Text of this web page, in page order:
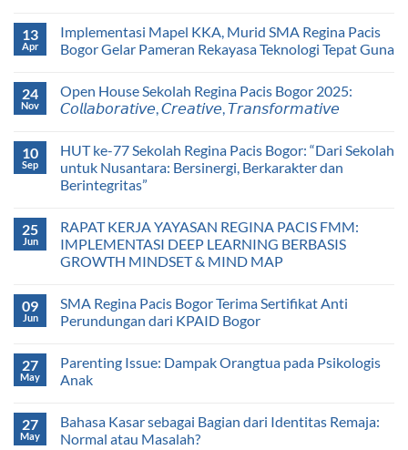
13
Apr
Implementasi Mapel KKA, Murid SMA Regina Pacis
Bogor Gelar Pameran Rekayasa Teknologi Tepat Guna
24
Nov
Open House Sekolah Regina Pacis Bogor 2025:
𝘊𝘰𝘭𝘭𝘢𝘣𝘰𝘳𝘢𝘵𝘪𝘷𝘦, 𝘊𝘳𝘦𝘢𝘵𝘪𝘷𝘦, 𝘛𝘳𝘢𝘯𝘴𝘧𝘰𝘳𝘮𝘢𝘵𝘪𝘷𝘦
10
Sep
HUT ke-77 Sekolah Regina Pacis Bogor: “Dari Sekolah
untuk Nusantara: Bersinergi, Berkarakter dan
Berintegritas”
25
Jun
RAPAT KERJA YAYASAN REGINA PACIS FMM:
IMPLEMENTASI DEEP LEARNING BERBASIS
GROWTH MINDSET & MIND MAP
09
Jun
SMA Regina Pacis Bogor Terima Sertifikat Anti
Perundungan dari KPAID Bogor
27
May
Parenting Issue: Dampak Orangtua pada Psikologis
Anak
27
May
Bahasa Kasar sebagai Bagian dari Identitas Remaja:
Normal atau Masalah?